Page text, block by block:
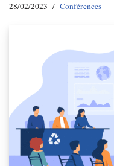
28/02/2023 Conférences